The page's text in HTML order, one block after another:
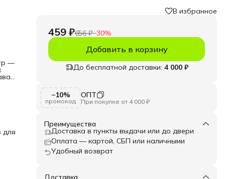
—
для
В избранное
459 ₽656 ₽−30%
Добавить в корзину
До бесплатной доставки: 4 000 ₽
−10%
промокод
ОПТ
При покупке от 4 000 ₽
Преимущества
Доставка в пункты выдачи или до двери
Оплата — картой, СБП или наличными
Удобный возврат
Доставка